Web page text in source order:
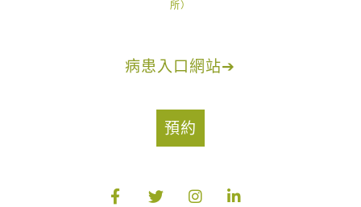
所）
病患入口網站➔
預約